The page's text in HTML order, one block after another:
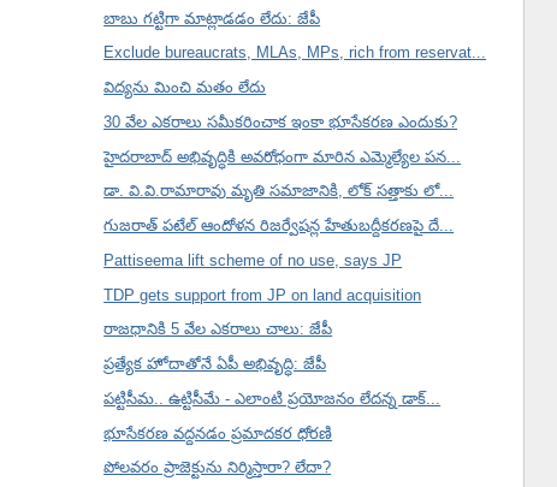
బాబు గట్టిగా మాట్లాడడం లేదు: జేపీ
Exclude bureaucrats, MLAs, MPs, rich from reservat...
విద్యను మించి మతం లేదు
30 వేల ఎకరాలు సమీకరించాక ఇంకా భూసేకరణ ఎందుకు?
హైదరాబాద్ అభివృద్ధికి అవరోధంగా మారిన ఎమ్మెల్యేల పన...
డా. వి.వి.రామారావు మృతి సమాజానికి, లోక్ సత్తాకు లో...
గుజరాత్ పటేల్ ఆందోళన రిజర్వేషన్ల హేతుబద్దీకరణపై దే...
Pattiseema lift scheme of no use, says JP
TDP gets support from JP on land acquisition
రాజధానికి 5 వేల ఎకరాలు చాలు: జేపీ
ప్రత్యేక హోదాతోనే ఏపీ అభివృద్ధి: జేపీ
పట్టిసీమ.. ఉట్టిసీమే - ఎలాంటి ప్రయోజనం లేదన్న డాక్...
భూసేకరణ వద్దనడం ప్రమాదకర ధోరణి
పోలవరం ప్రాజెక్టును నిర్మిస్తారా? లేదా?